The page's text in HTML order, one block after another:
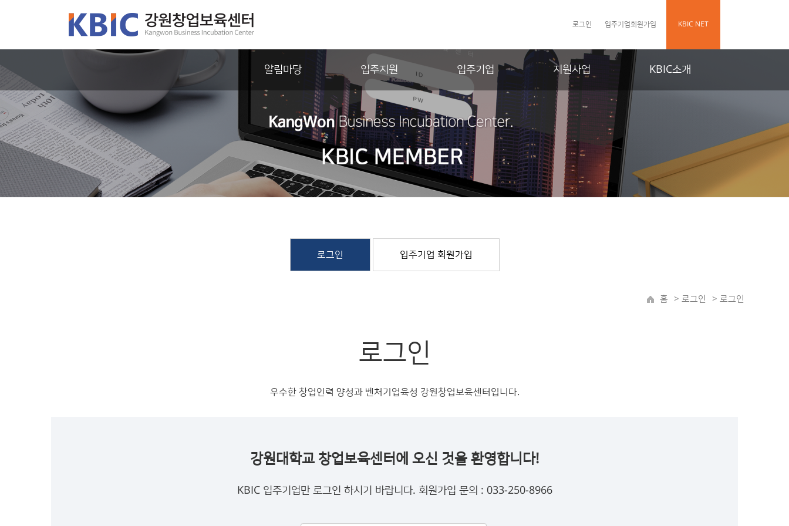
로그인 입주기업회원가입 KBIC NET
알림마당 입주지원 입주기업 지원사업 KBIC소개
로그인 입주기업 회원가입
> 로그인
> 로그인
홈
로그인
우수한 창업인력 양성과 벤처기업육성 강원창업보육센터입니다.
강원대학교 창업보육센터에 오신 것을 환영합니다!
KBIC 입주기업만 로그인 하시기 바랍니다. 회원가입 문의 : 033-250-8966